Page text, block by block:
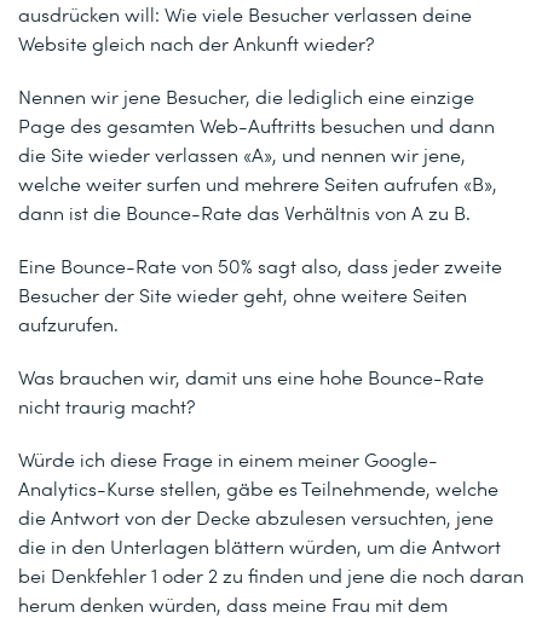
ausdrücken will: Wie viele Besucher verlassen deine
Website gleich nach der Ankunft wieder?
Nennen wir jene Besucher, die lediglich eine einzige
Page des gesamten Web-Auftritts besuchen und dann
die Site wieder verlassen «A», und nennen wir jene,
welche weiter surfen und mehrere Seiten aufrufen «B»,
dann ist die Bounce-Rate das Verhältnis von A zu B.
Eine Bounce-Rate von 50% sagt also, dass jeder zweite
Besucher der Site wieder geht, ohne weitere Seiten
aufzurufen.
Was brauchen wir, damit uns eine hohe Bounce-Rate
nicht traurig macht?
Würde ich diese Frage in einem meiner Google-
Analytics-Kurse stellen, gäbe es Teilnehmende, welche
die Antwort von der Decke abzulesen versuchten, jene
die in den Unterlagen blättern würden, um die Antwort
bei Denkfehler 1 oder 2 zu finden und jene die noch daran
herum denken würden, dass meine Frau mit dem